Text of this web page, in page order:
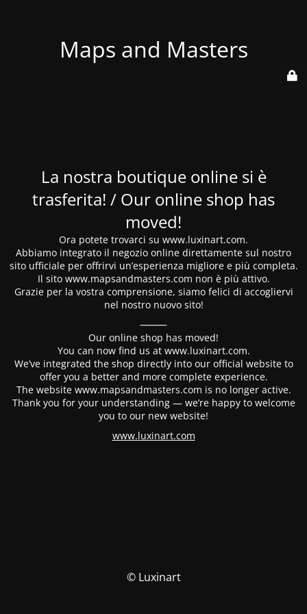
Maps and Masters
La nostra boutique online si è
trasferita! / Our online shop has
moved!
Ora potete trovarci su www.luxinart.com.
Abbiamo integrato il negozio online direttamente sul nostro
sito ufficiale per offrirvi un’esperienza migliore e più completa.
Il sito www.mapsandmasters.com non è più attivo.
Grazie per la vostra comprensione, siamo felici di accogliervi
nel nostro nuovo sito!
⸻
Our online shop has moved!
You can now find us at www.luxinart.com.
We’ve integrated the shop directly into our official website to
offer you a better and more complete experience.
The website www.mapsandmasters.com is no longer active.
Thank you for your understanding — we’re happy to welcome
you to our new website!
www.luxinart.com
© Luxinart